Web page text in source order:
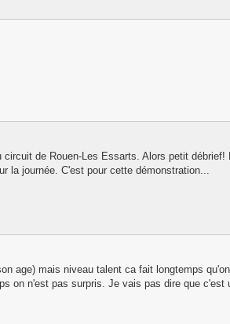
de Rouen-Les Essarts. Alors petit
la journée. C'est pour cette démonstration...
age) mais niveau talent ca fait longtemps
on n'est pas surpris. Je vais pas dire que c'est